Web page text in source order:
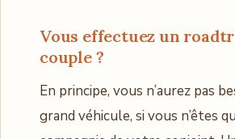
Vous effectuez un
couple ?
En principe, vous n’aurez pas
grand véhicule, si vous n’êtes